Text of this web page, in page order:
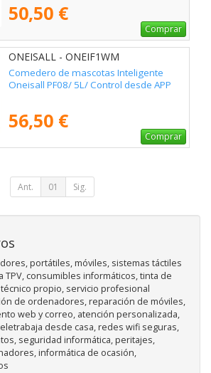
50,50 €
Comprar
ONEISALL - ONEIF1WM
Comedero de mascotas Inteligente
Oneisall PF08/ 5L/ Control desde APP
56,50 €
Comprar
Ant. 01 Sig.
portátiles, móviles, sistemas táctiles
TPV, consumibles informáticos, tinta de
propio, servicio profesional
de ordenadores, reparación de móviles,
web y correo, atención personalizada,
desde casa, redes wifi seguras,
seguridad informática, peritajes,
informática de ocasión,